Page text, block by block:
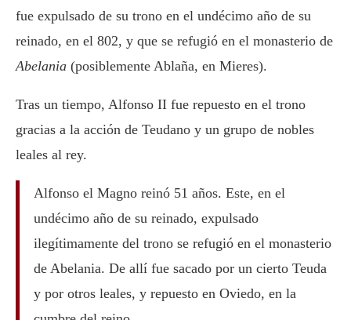
fue expulsado de su trono en el undécimo año de su
reinado, en el 802, y que se refugió en el monasterio de
Abelania (posiblemente Ablaña, en Mieres).
Tras un tiempo, Alfonso II fue repuesto en el trono
gracias a la acción de Teudano y un grupo de nobles
leales al rey.
Alfonso el Magno reinó 51 años. Este, en el
undécimo año de su reinado, expulsado
ilegítimamente del trono se refugió en el monasterio
de Abelania. De allí fue sacado por un cierto Teuda
y por otros leales, y repuesto en Oviedo, en la